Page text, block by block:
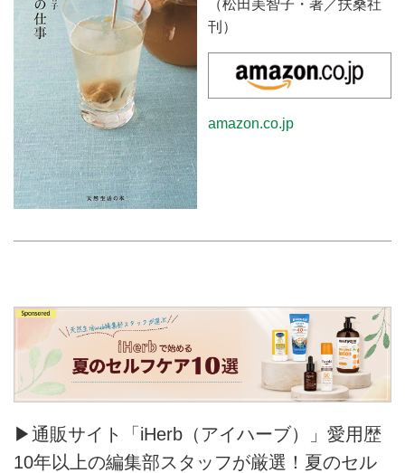
（松田美智子・著／扶桑社
刊）
amazon.co.jp
▶通販サイト「iHerb（アイハーブ）」愛用歴
10年以上の編集部スタッフが厳選！夏のセル